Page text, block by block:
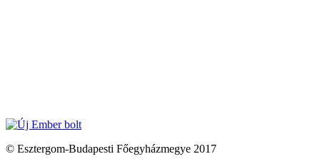
© Esztergom-Budapesti Főegyházmegye 2017